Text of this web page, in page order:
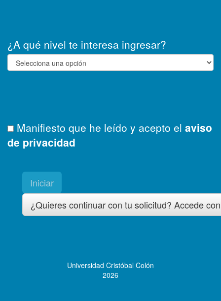
¿A qué nivel te interesa ingresar?
Manifiesto que he leído y acepto el aviso
de privacidad
Iniciar
¿Quieres continuar con tu solicitud? Accede
Universidad Cristóbal Colón
2026